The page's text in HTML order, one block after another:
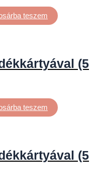
teszem
(5
teszem
(5